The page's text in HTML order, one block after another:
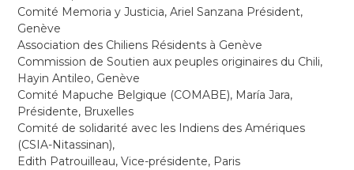
Comité Memoria y Justicia, Ariel Sanzana Président,
Genève
Association des Chiliens Résidents à Genève
Commission de Soutien aux peuples originaires du Chili,
Hayin Antileo, Genève
Comité Mapuche Belgique (COMABE), María Jara,
Présidente, Bruxelles
Comité de solidarité avec les Indiens des Amériques
(CSIA-Nitassinan),
Edith Patrouilleau, Vice-présidente, Paris